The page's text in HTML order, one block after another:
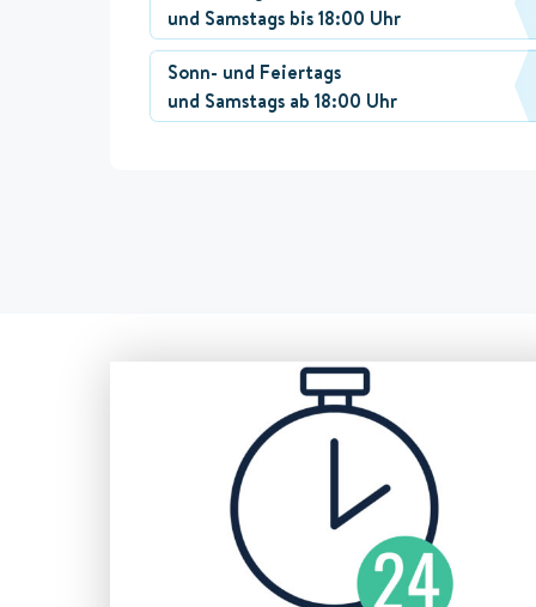
und Samstags bis 18:00 Uhr
Sonn- und Feiertags
und Samstags ab 18:00 Uhr